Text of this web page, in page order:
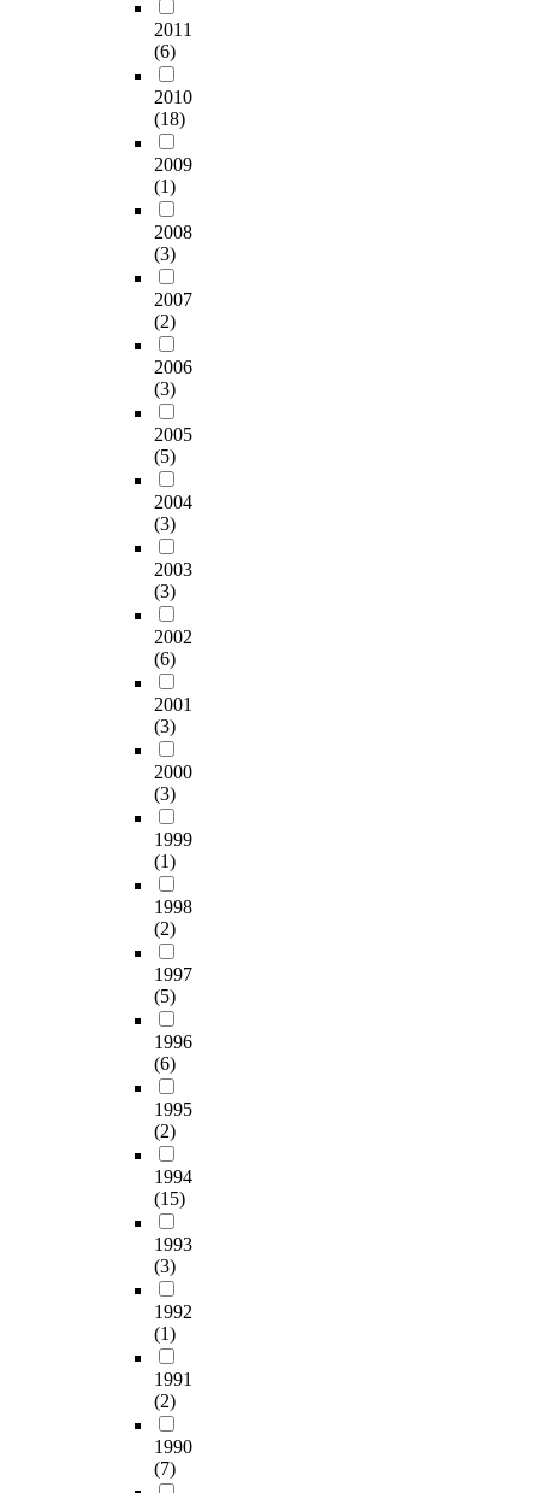
2011
(6)
2010
(18)
2009
(1)
2008
(3)
2007
(2)
2006
(3)
2005
(5)
2004
(3)
2003
(3)
2002
(6)
2001
(3)
2000
(3)
1999
(1)
1998
(2)
1997
(5)
1996
(6)
1995
(2)
1994
(15)
1993
(3)
1992
(1)
1991
(2)
1990
(7)